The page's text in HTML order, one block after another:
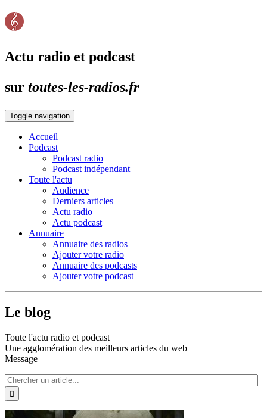
Actu radio et podcast
sur toutes-les-radios.fr
Toggle navigation
Accueil
Podcast
Podcast radio
Podcast indépendant
Toute l'actu
Audience
Derniers articles
Actu radio
Actu podcast
Annuaire
Annuaire des radios
Ajouter votre radio
Annuaire des podcasts
Ajouter votre podcast
Le blog
Toute l'actu radio et podcast
Une agglomération des meilleurs articles du web
Message